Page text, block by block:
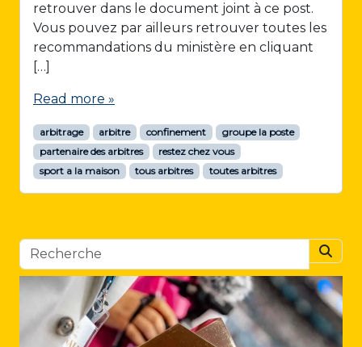
retrouver dans le document joint à ce post.
Vous pouvez par ailleurs retrouver toutes les
recommandations du ministère en cliquant
[…]
Read more »
arbitrage arbitre confinement
groupe la poste
partenaire des arbitres
restez chez vous
sport a la maison
tous arbitres toutes arbitres